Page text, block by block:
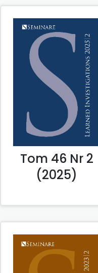
Tom 46 Nr 2
(2025)